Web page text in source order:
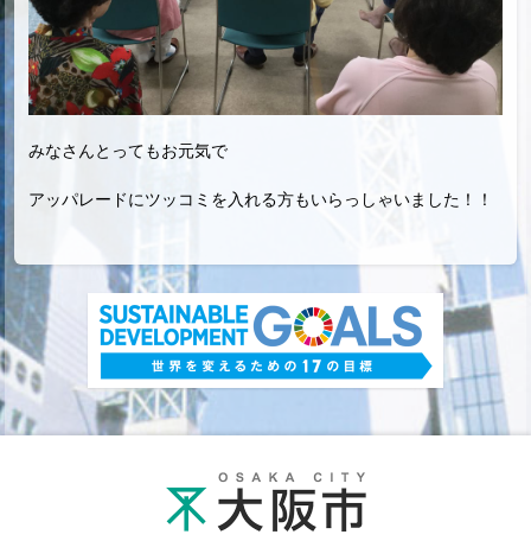
みなさんとってもお元気で
アッパレードにツッコミを入れる方もいらっしゃいました！！